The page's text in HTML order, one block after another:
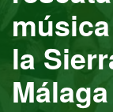
la
Málaga